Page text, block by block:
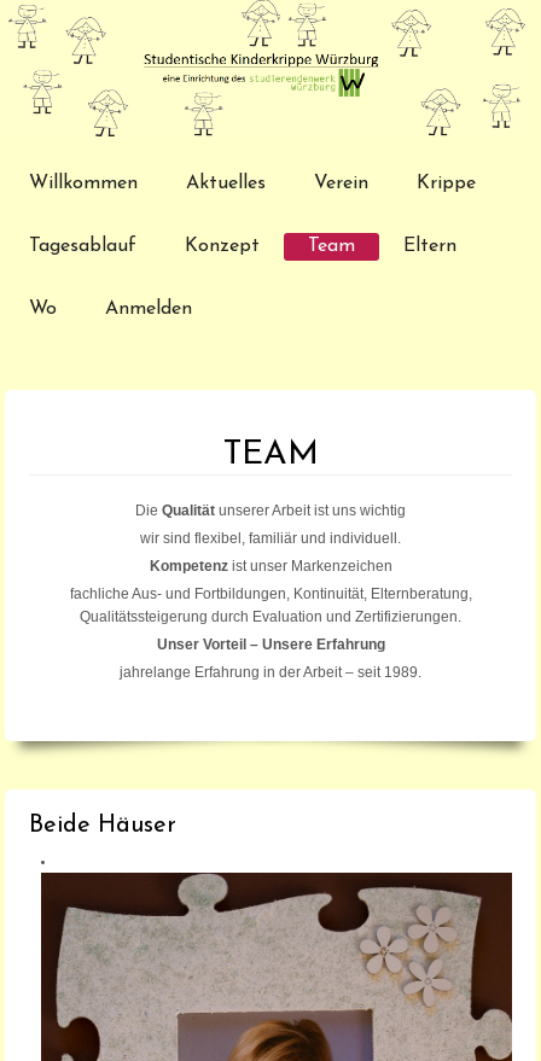
Willkommen Aktuelles Verein Krippe
Tagesablauf Konzept Team Eltern
Wo Anmelden
TEAM
Die Qualität unserer Arbeit ist uns wichtig
wir sind flexibel, familiär und individuell.
Kompetenzist unser Markenzeichen
fachliche Aus- und Fortbildungen, Kontinuität, Elternberatung,
Qualitätssteigerung durch Evaluation und Zertifizierungen.
Unser Vorteil – Unsere Erfahrung
jahrelange Erfahrung in der Arbeit – seit 1989.
Beide Häuser